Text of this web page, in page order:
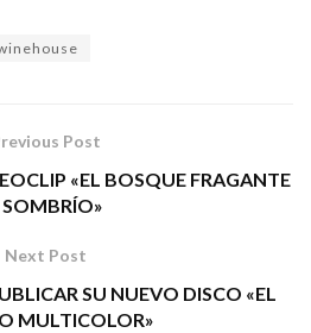
Post
«EL BOSQUE FRAGANTE
SOMBRÍO»
Next Post
SU NUEVO DISCO «EL
MULTICOLOR»